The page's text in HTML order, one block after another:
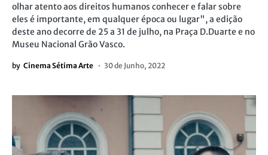
olhar atento aos direitos humanos conhecer e falar sobre
eles é importante, em qualquer época ou lugar", a edição
deste ano decorre de 25 a 31 de julho, na Praça D.Duarte e no
Museu Nacional Grão Vasco.
by Cinema Sétima Arte 30 de Junho, 2022